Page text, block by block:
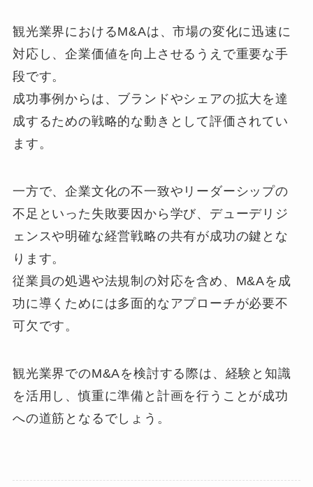
観光業界におけるM&Aは、市場の変化に迅速に
対応し、企業価値を向上させるうえで重要な手
段です。
成功事例からは、ブランドやシェアの拡大を達
成するための戦略的な動きとして評価されてい
ます。
一方で、企業文化の不一致やリーダーシップの
不足といった失敗要因から学び、デューデリジ
ェンスや明確な経営戦略の共有が成功の鍵とな
ります。
従業員の処遇や法規制の対応を含め、M&Aを成
功に導くためには多面的なアプローチが必要不
可欠です。
観光業界でのM&Aを検討する際は、経験と知識
を活用し、慎重に準備と計画を行うことが成功
への道筋となるでしょう。